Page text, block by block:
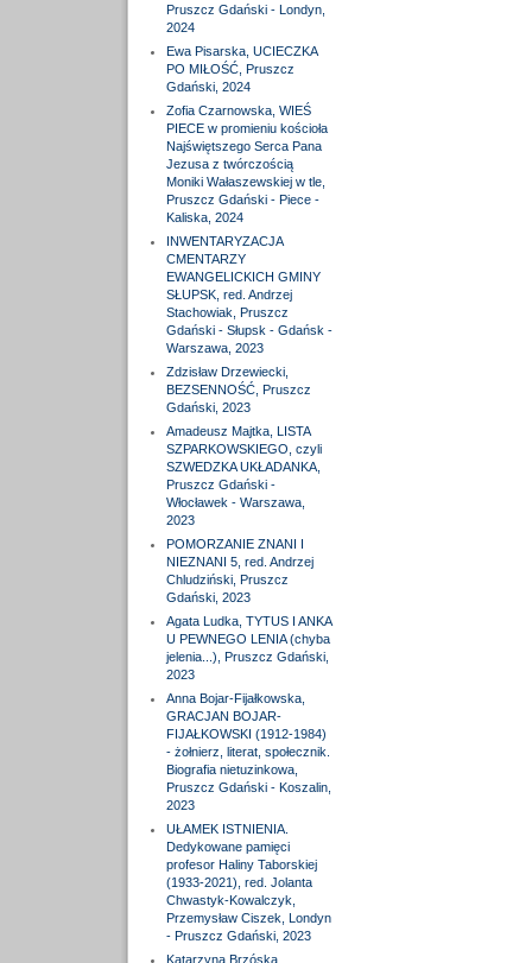
Pruszcz Gdański - Londyn,
2024
Ewa Pisarska, UCIECZKA
PO MIŁOŚĆ, Pruszcz
Gdański, 2024
Zofia Czarnowska, WIEŚ
PIECE w promieniu kościoła
Najświętszego Serca Pana
Jezusa z twórczością
Moniki Wałaszewskiej w tle,
Pruszcz Gdański - Piece -
Kaliska, 2024
INWENTARYZACJA
CMENTARZY
EWANGELICKICH GMINY
SŁUPSK, red. Andrzej
Stachowiak, Pruszcz
Gdański - Słupsk - Gdańsk -
Warszawa, 2023
Zdzisław Drzewiecki,
BEZSENNOŚĆ, Pruszcz
Gdański, 2023
Amadeusz Majtka, LISTA
SZPARKOWSKIEGO, czyli
SZWEDZKA UKŁADANKA,
Pruszcz Gdański -
Włocławek - Warszawa,
2023
POMORZANIE ZNANI I
NIEZNANI 5, red. Andrzej
Chludziński, Pruszcz
Gdański, 2023
Agata Ludka, TYTUS I ANKA
U PEWNEGO LENIA (chyba
jelenia...), Pruszcz Gdański,
2023
Anna Bojar-Fijałkowska,
GRACJAN BOJAR-
FIJAŁKOWSKI (1912-1984)
- żołnierz, literat, społecznik.
Biografia nietuzinkowa,
Pruszcz Gdański - Koszalin,
2023
UŁAMEK ISTNIENIA.
Dedykowane pamięci
profesor Haliny Taborskiej
(1933-2021), red. Jolanta
Chwastyk-Kowalczyk,
Przemysław Ciszek, Londyn
- Pruszcz Gdański, 2023
Katarzyna Brzóska,